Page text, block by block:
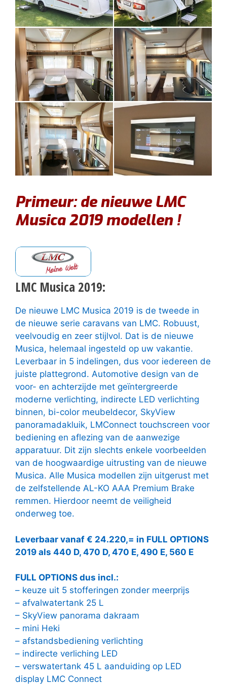
Primeur: de nieuwe LMC
Musica 2019 modellen !
LMC Musica 2019:
De nieuwe LMC Musica 2019 is de tweede in
de nieuwe serie caravans van LMC. Robuust,
veelvoudig en zeer stijlvol. Dat is de nieuwe
Musica, helemaal ingesteld op uw vakantie.
Leverbaar in 5 indelingen, dus voor iedereen de
juiste plattegrond. Automotive design van de
voor- en achterzijde met geïntergreerde
moderne verlichting, indirecte LED verlichting
binnen, bi-color meubeldecor, SkyView
panoramadakluik, LMConnect touchscreen voor
bediening en aflezing van de aanwezige
apparatuur. Dit zijn slechts enkele voorbeelden
van de hoogwaardige uitrusting van de nieuwe
Musica. Alle Musica modellen zijn uitgerust met
de zelfstellende AL-KO AAA Premium Brake
remmen. Hierdoor neemt de veiligheid
onderweg toe.
Leverbaar vanaf € 24.220,= in FULL OPTIONS
2019 als 440 D, 470 D, 470 E, 490 E, 560 E
FULL OPTIONS dus incl.:
– keuze uit 5 stofferingen zonder meerprijs
– afvalwatertank 25 L
– SkyView panorama dakraam
– mini Heki
– afstandsbediening verlichting
– indirecte verliching LED
– verswatertank 45 L aanduiding op LED
display LMC Connect